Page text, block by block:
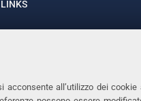
acconsente all’utilizzo dei
LINKS
Accessibilità